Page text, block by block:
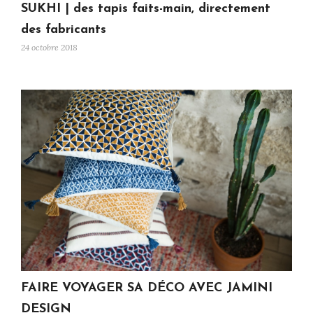
SUKHI | des tapis faits-main, directement
des fabricants
24 octobre 2018
FAIRE VOYAGER SA DÉCO AVEC JAMINI
DESIGN